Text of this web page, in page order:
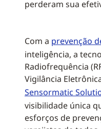
perderam sua
Com a prevenção
inteligência, a
Radiofrequência
Vigilância
Sensormatic
visibilidade única
esforços de